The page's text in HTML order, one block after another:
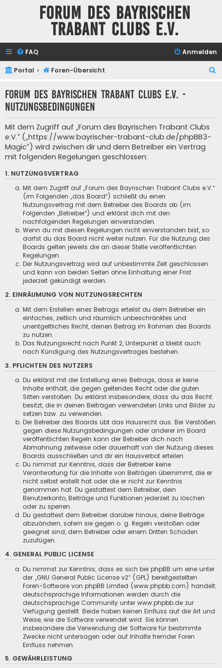
Forum des Bayrischen
Trabant Clubs e.V.
FAQ Anmelden
Portal Foren-Übersicht
Forum des Bayrischen Trabant Clubs e.V. -
Nutzungsbedingungen
Mit dem Zugriff auf „Forum des Bayrischen Trabant Clubs
e.V.“ („https://www.bayrischer-trabant-club.de/phpBB3-
Magic“) wird zwischen dir und dem Betreiber ein Vertrag
mit folgenden Regelungen geschlossen:
1. NUTZUNGSVERTRAG
Mit dem Zugriff auf „Forum des Bayrischen Trabant Clubs e.V.“
(im Folgenden „das Board“) schließt du einen
Nutzungsvertrag mit dem Betreiber des Boards ab (im
Folgenden „Betreiber“) und erklärst dich mit den
nachfolgenden Regelungen einverstanden.
Wenn du mit diesen Regelungen nicht einverstanden bist, so
darfst du das Board nicht weiter nutzen. Für die Nutzung des
Boards gelten jeweils die an dieser Stelle veröffentlichten
Regelungen.
Der Nutzungsvertrag wird auf unbestimmte Zeit geschlossen
und kann von beiden Seiten ohne Einhaltung einer Frist
jederzeit gekündigt werden.
2. EINRÄUMUNG VON NUTZUNGSRECHTEN
Mit dem Erstellen eines Beitrags erteilst du dem Betreiber ein
einfaches, zeitlich und räumlich unbeschränktes und
unentgeltliches Recht, deinen Beitrag im Rahmen des Boards
zu nutzen.
Das Nutzungsrecht nach Punkt 2, Unterpunkt a bleibt auch
nach Kündigung des Nutzungsvertrages bestehen.
3. PFLICHTEN DES NUTZERS
Du erklärst mit der Erstellung eines Beitrags, dass er keine
Inhalte enthält, die gegen geltendes Recht oder die guten
Sitten verstoßen. Du erklärst insbesondere, dass du das Recht
besitzt, die in deinen Beiträgen verwendeten Links und Bilder zu
setzen bzw. zu verwenden.
Der Betreiber des Boards übt das Hausrecht aus. Bei Verstößen
gegen diese Nutzungsbedingungen oder anderer im Board
veröffentlichten Regeln kann der Betreiber dich nach
Abmahnung zeitweise oder dauerhaft von der Nutzung dieses
Boards ausschließen und dir ein Hausverbot erteilen.
Du nimmst zur Kenntnis, dass der Betreiber keine
Verantwortung für die Inhalte von Beiträgen übernimmt, die er
nicht selbst erstellt hat oder die er nicht zur Kenntnis
genommen hat. Du gestattest dem Betreiber, dein
Benutzerkonto, Beiträge und Funktionen jederzeit zu löschen
oder zu sperren.
Du gestattest dem Betreiber darüber hinaus, deine Beiträge
abzuändern, sofern sie gegen o. g. Regeln verstoßen oder
geeignet sind, dem Betreiber oder einem Dritten Schaden
zuzufügen.
4. GENERAL PUBLIC LICENSE
Du nimmst zur Kenntnis, dass es sich bei phpBB um eine unter
der „GNU General Public License v2“ (GPL) bereitgestellten
Foren-Software von phpBB Limited (www.phpbb.com) handelt;
deutschsprachige Informationen werden durch die
deutschsprachige Community unter www.phpbb.de zur
Verfügung gestellt. Beide haben keinen Einfluss auf die Art und
Weise, wie die Software verwendet wird. Sie können
insbesondere die Verwendung der Software für bestimmte
Zwecke nicht untersagen oder auf Inhalte fremder Foren
Einfluss nehmen.
5. GEWÄHRLEISTUNG